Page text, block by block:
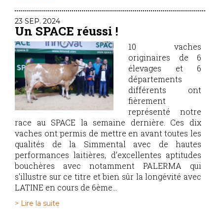
23 SEP. 2024
Un SPACE réussi !
10 vaches
originaires de 6
élevages et 6
départements
différents ont
fièrement
représenté notre
race au SPACE la semaine dernière. Ces dix
vaches ont permis de mettre en avant toutes les
qualités de la Simmental avec de hautes
performances laitières, d’excellentes aptitudes
bouchères avec notamment PALERMA qui
s'illustre sur ce titre et bien sûr la longévité avec
LATINE en cours de 6ème...
> Lire la suite